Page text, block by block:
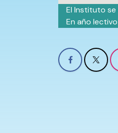
El Instituto
En año